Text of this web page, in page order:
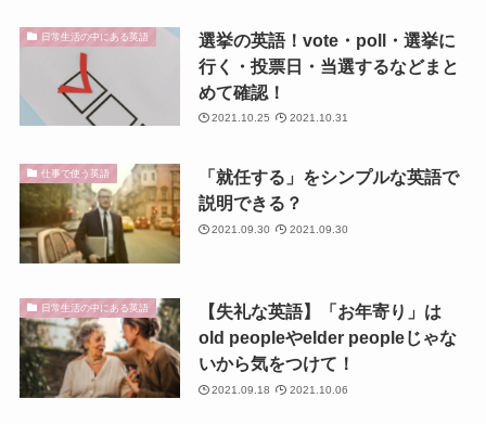
日常生活の中にある英語
選挙の英語！vote・poll・選挙に
行く・投票日・当選するなどまと
めて確認！
2021.10.25 2021.10.31
仕事で使う英語
「就任する」をシンプルな英語で
説明できる？
2021.09.30 2021.09.30
日常生活の中にある英語
【失礼な英語】「お年寄り」は
old peopleやelder peopleじゃな
いから気をつけて！
2021.09.18 2021.10.06